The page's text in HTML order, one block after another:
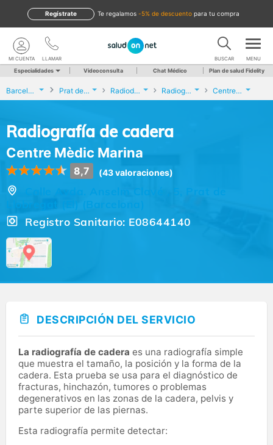
te regalamos -5% de descuento para tu compra
Regístrate
LLAMAR
MI CUENTA BUSCAR MENU
Especialidades Videoconsulta Chat Médico Plan de salud Fidelity
Barcelona Prat de Llobregat (El) Radiodiagnóstico Radiografía de cadera Centre Mèdic Marina
Radiografía de cadera
Centre Mèdic Marina
8,7 (43 valoraciones)
Llobregat (El) (Barcelona)
Registro Sanitario: E08644140
DESCRIPCIÓN DEL SERVICIO
La radiografía de cadera es una radiografía simple
que muestra el tamaño, la posición y la forma de la
cadera. Esta prueba se usa para el diagnóstico de
fracturas, hinchazón, tumores o problemas
degenerativos en las zonas de la cadera, pelvis y
parte superior de las piernas.
Esta radiografía permite detectar: